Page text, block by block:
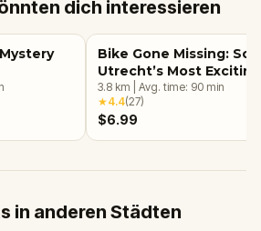
dich interessieren
Bike Gone Missing:
Utrecht’s Most Exciting
Mystery
3.8 km Avg. time: 90 min
★4.4(27)
$6.99
in anderen Städten